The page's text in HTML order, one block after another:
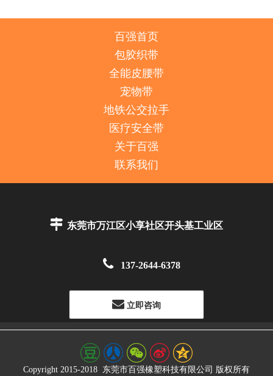
百强首页
包胶织带
全能皮腰带
宠物带
地铁公交拉手
医疗安全带
关于百强
联系我们
 东莞市万江区小享社区开头基工业区
 137-2644-6378
立即咨询
Copyright 2015-2018 东莞市百强橡塑科技有限公司 版权所有